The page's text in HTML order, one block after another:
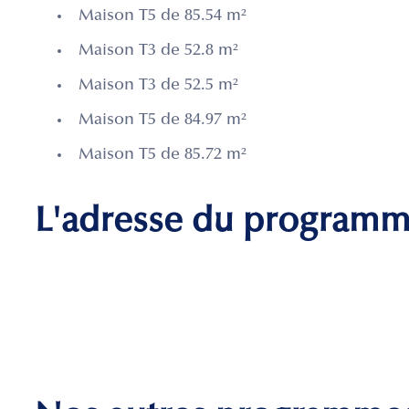
Maison T5 de 85.54 m²
Maison T3 de 52.8 m²
Maison T3 de 52.5 m²
Maison T5 de 84.97 m²
Maison T5 de 85.72 m²
L'adresse du